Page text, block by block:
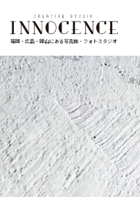
福岡・広島・岡山にある写真館・フォトスタジオ